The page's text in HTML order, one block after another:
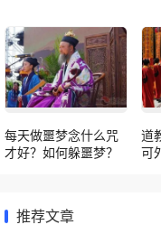
每天做噩梦念什么咒
才好？如何躲噩梦？
道
可
推荐文章